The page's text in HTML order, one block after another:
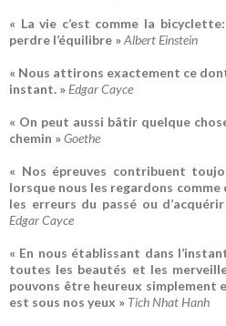
« La vie c’est comme la
perdre l’équilibre »Albert Einstein
« Nous attirons exactement ce
instant. »Edgar Cayce
« On peut aussi bâtir quelque
chemin »Goethe
« Nos épreuves contribuent
lorsque nous les regardons
les erreurs du passé ou
Edgar Cayce
« En nous établissant dans
toutes les beautés et les
pouvons être heureux simplement
est sous nos yeux » Tich Nhat Hanh